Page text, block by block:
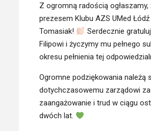
Z ogromną radością ogłaszamy,
prezesem Klubu AZS UMed Łódź
Tomasiak!
Serdecznie
Filipowi i życzymy mu pełnego
okresu pełnienia tej
Ogromne podziękowania należą
dotychczasowemu zarządowi
zaangażowanie i trud w ciągu
dwóch lat.